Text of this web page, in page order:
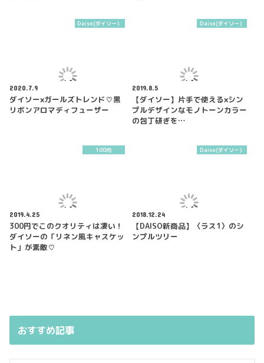
Daiso(ダイソー）
2020.7.9
ダイソー×ガールズトレンド♡黒
リボンアロマディフューザー
Daiso(ダイソー）
2019.8.5
【ダイソー】片手で使える×シン
プルデザインなモノトーンカラー
の包丁研ぎを…
100均
2019.4.25
300円でこのクオリティは凄い！
ダイソーの「リネン風キャスケッ
ト」が素敵♡
Daiso(ダイソー）
2018.12.24
【DAISO新商品】〈ラス1〉のシ
ンプルツリー
おすすめ記事